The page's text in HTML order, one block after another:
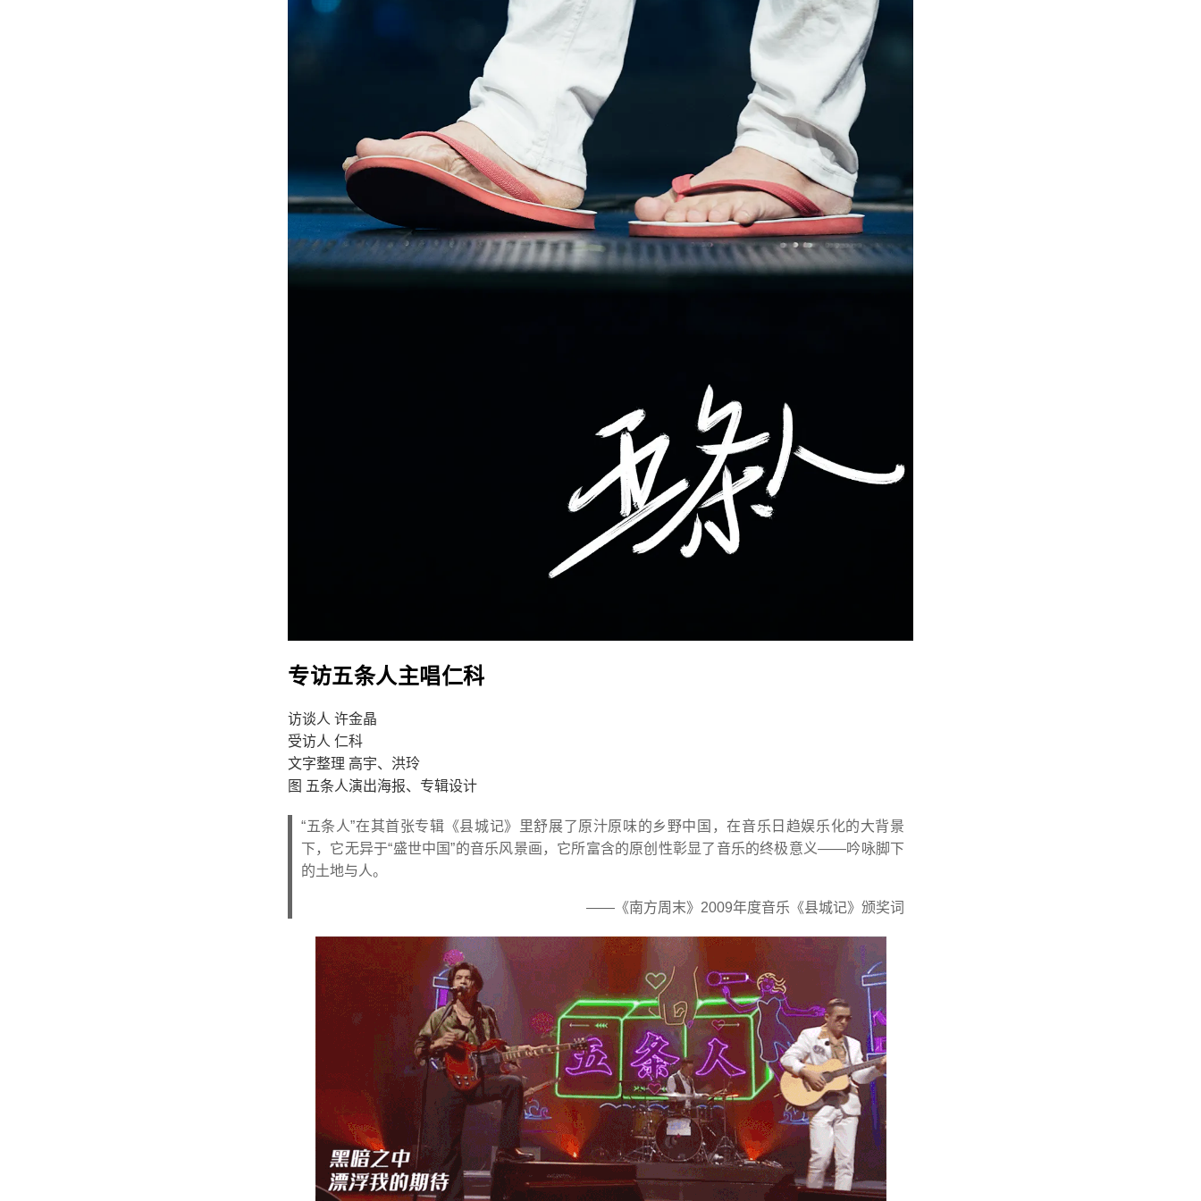
专访五条人主唱仁科
访谈人 许金晶
受访人 仁科
文字整理 高宇、洪玲
图 五条人演出海报、专辑设计
“五条人”在其首张专辑《县城记》里舒展了原汁原味的乡野中国，在音乐日趋娱乐化的大背景
下，它无异于“盛世中国”的音乐风景画，它所富含的原创性彰显了音乐的终极意义——吟咏脚下
的土地与人。
——《南方周末》2009年度音乐《县城记》颁奖词